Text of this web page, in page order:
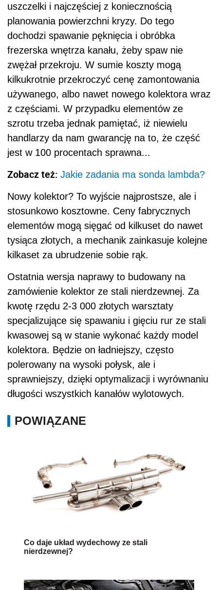
uszczelki i najczęściej z koniecznością
planowania powierzchni kryzy. Do tego
dochodzi spawanie pęknięcia i obróbka
frezerska wnętrza kanału, żeby spaw nie
zwężał przekroju. W sumie koszty mogą
kilkukrotnie przekroczyć cenę zamontowania
używanego, albo nawet nowego kolektora wraz
z częściami. W przypadku elementów ze
szrotu trzeba jednak pamiętać, iż niewielu
handlarzy da nam gwarancję na to, że część
jest w 100 procentach sprawna...
Zobacz też: Jakie zadania ma sonda lambda?
Nowy kolektor? To wyjście najprostsze, ale i
stosunkowo kosztowne. Ceny fabrycznych
elementów mogą sięgać od kilkuset do nawet
tysiąca złotych, a mechanik zainkasuje kolejne
kilkaset za ubrudzenie sobie rąk.
Ostatnia wersja naprawy to budowany na
zamówienie kolektor ze stali nierdzewnej. Za
kwotę rzędu 2-3 000 złotych warsztaty
specjalizujące się spawaniu i gięciu rur ze stali
kwasowej są w stanie wykonać każdy model
kolektora. Będzie on ładniejszy, często
polerowany na wysoki połysk, ale i
sprawniejszy, dzięki optymalizacji i wyrównaniu
długości wszystkich kanałów wylotowych.
POWIĄZANE
Co daje układ wydechowy ze stali
nierdzewnej?